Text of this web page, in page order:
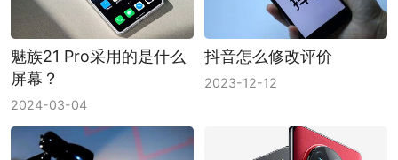
魅族21 Pro采用的是什么
屏幕？
2024-03-04
抖音怎么修改评价
2023-12-12